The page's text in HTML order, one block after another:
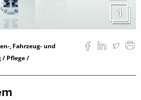
1
, Fahrzeug- und
/ Pflege /